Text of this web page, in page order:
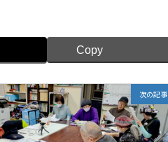
Copy
次の記事